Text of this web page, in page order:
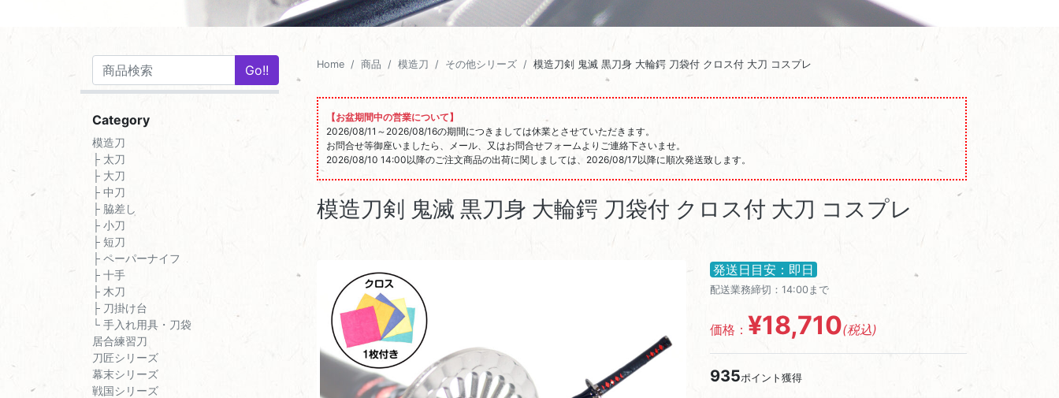
Home 商品 模造刀 その他シリーズ 模造刀剣 鬼滅 黒刀身 大輪鍔 刀袋付 クロス付 大刀 コスプレ
【お盆期間中の営業について】
2026/08/11～2026/08/16の期間につきましては休業とさせていただきます。
お問合せ等御座いましたら、メール、又はお問合せフォームよりご連絡下さいませ。
2026/08/10 14:00以降のご注文商品の出荷に関しましては、2026/08/17以降に順次発送致します。
模造刀剣 鬼滅 黒刀身 大輪鍔 刀袋付 クロス付 大刀 コスプレ
発送日目安：即日
配送業務締切：14:00まで
価格： ¥18,710(税込)
935ポイント獲得
Category
模造刀
├ 太刀
├ 大刀
├ 中刀
├ 脇差し
├ 小刀
├ 短刀
├ ペーパーナイフ
├ 十手
├ 木刀
├ 刀掛け台
└ 手入れ用具・刀袋
居合練習刀
刀匠シリーズ
幕末シリーズ
戦国シリーズ